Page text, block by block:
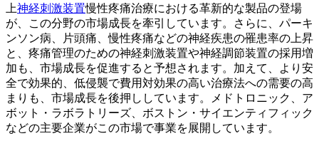
上神経刺激装置慢性疼痛治療​​における革新的な製品の登場
が、この分野の市場成長を牽引しています。さらに、パーキ
ンソン病、片頭痛、慢性疼痛などの神経疾患の罹患率の上昇
と、疼痛管理のための神経刺激装置や神経調節装置の採用増
加も、市場成長を促進すると予想されます。加えて、より安
全で効果的、低侵襲で費用対効果の高い治療法への需要の高
まりも、市場成長を後押ししています。メドトロニック、ア
ボット・ラボラトリーズ、ボストン・サイエンティフィック
などの主要企業がこの市場で事業を展開しています。